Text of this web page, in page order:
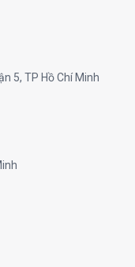
5, TP Hồ Chí Minh